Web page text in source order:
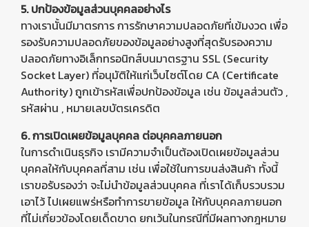
5. ปกป้องข้อมูลส่วนบุคคลอย่างไร
ทางเรานั้นมีมาตรการ การรักษาความปลอดภัยที่เข้มงวด เพื่อ
รองรับความปลอดภัยของข้อมูลอย่างสูงที่สุดรับรองความ
ปลอดภัยทางอิเล็กทรอนิกส์บนมาตรฐาน SSL (Security
Socket Layer) ที่อนุมัติให้แก่เว็บไซต์โดย CA (Certificate
Authority) ถูกเข้ารหัสเพื่อปกป้องข้อมูล เช่น ข้อมูลส่วนตัว ,
รหัสผ่าน , หมายเลขบัตรเครดิต
6. การเปิดเผยข้อมูลบุคคล ต่อบุคคลภายนอก
ในการดำเนินธุรกิจ เรามีความจำเป็นต้องเปิดเผยข้อมูลส่วน
บุคคลให้กับบุคคลที่สาม เช่น เพื่อใช้ในการขนส่งสินค้า ทั้งนี้
เราขอรับรองว่า จะไม่นำข้อมูลส่วนบุคคล ที่เราได้เก็บรวบรวม
เอาไว้ ไปเผยแพร่หรือทำการขายข้อมูล ให้กับบุคคลภายนอก
ที่ไม่เกี่ยวข้องโดยเด็ดขาด ยกเว้นในกรณีที่มีผลทางกฎหมาย